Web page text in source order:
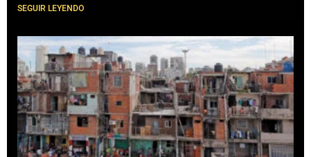
SEGUIR LEYENDO